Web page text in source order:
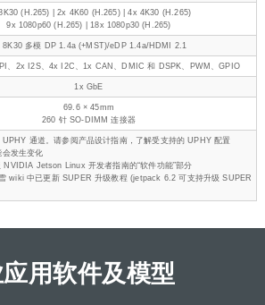
(H.265) | 2x 4K60 (H.265) | 4x 4K30 (H.265)
9x 1080p60 (H.265) | 18x 1080p30 (H.265)
8K30 多模 DP 1.4a (+MST)/eDP 1.4a/HDMI 2.1
、2x I2S、4x I2C、1x CAN、DMIC 和 DSPK、PWM、GPIO
1x GbE
69.6 × 45mm
260 针 SO-DIMM 连接器
通道。请参阅产品设计指南，了解受支持的 UPHY 配置
发生变化
NVIDIA Jetson Linux 开发者指南的“软件功能”部分
wiki 中已更新 SUPER 升级教程 (jetpack 6.2 可支持升级 SUPER
用软件及模型